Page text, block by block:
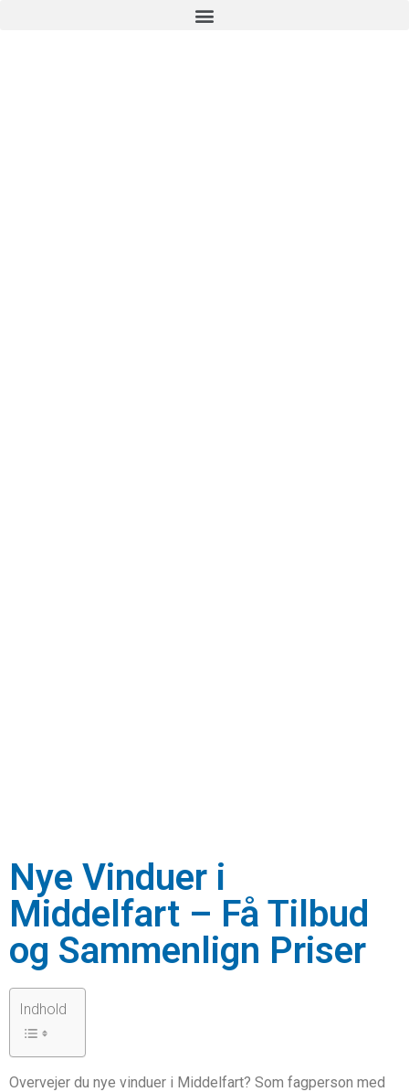
Nye Vinduer i
Middelfart – Få Tilbud
og Sammenlign Priser
Indhold
Overvejer du nye vinduer i Middelfart? Som fagperson med